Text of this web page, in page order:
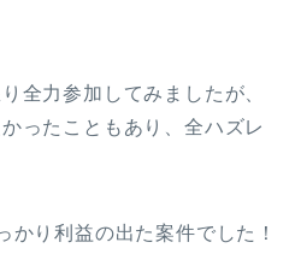
全力参加してみましたが、
ったこともあり、全ハズレ
かり利益の出た案件でした！